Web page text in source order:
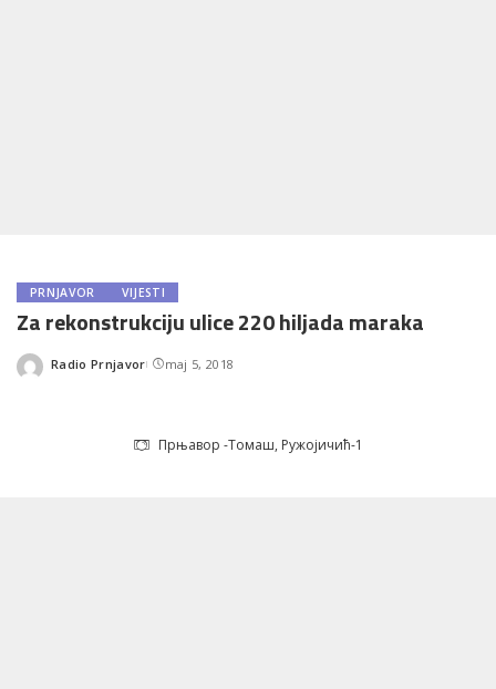
PRNJAVOR VIJESTI
Za rekonstrukciju ulice 220 hiljada maraka
Posted
Radio Prnjavor maj 5, 2018
Прњавор -Томаш, Ружојичић-1